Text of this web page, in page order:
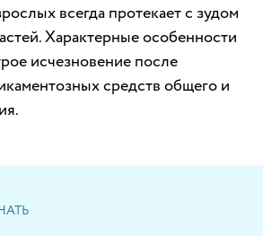
всегда протекает с зудом
Характерные особенности
исчезновение после
средств общего и